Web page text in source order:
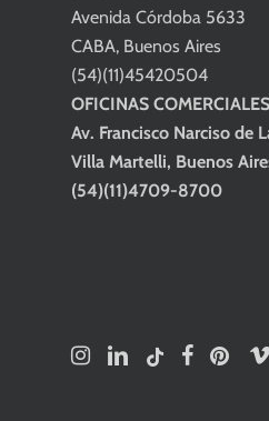
Avenida Córdoba 5633
CABA, Buenos Aires
(54)(11)45420504
OFICINAS COMERCIALES
Av. Francisco Narciso de
Villa Martelli, Buenos
(54)(11)4709-8700